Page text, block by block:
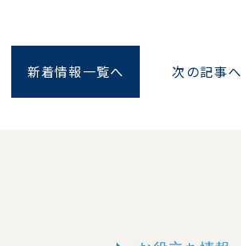
新着情報一覧へ 次の記事へ